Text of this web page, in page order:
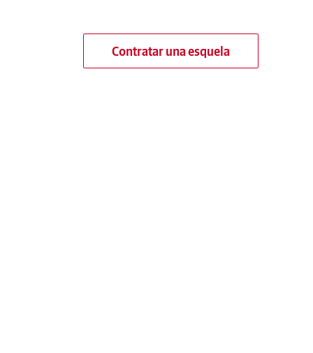
Contratar una esquela